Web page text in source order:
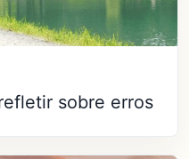
sobre erros